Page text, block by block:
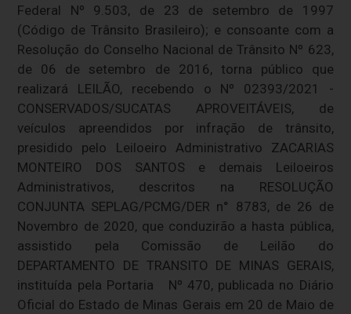
Federal Nº 9.503, de 23 de setembro de 1997
(Código de Trânsito Brasileiro); e consoante com a
Resolução do Conselho Nacional de Trânsito Nº 623,
de 06 de setembro de 2016, torna público que
realizará LEILÃO, recebendo o Nº 02393/2021 -
CONSERVADOS/SUCATAS APROVEITÁVEIS, de
veículos apreendidos por infração de trânsito,
presidido pelo Leiloeiro Administrativo ZACARIAS
MONTEIRO DOS SANTOS e demais Leiloeiros
Administrativos, descritos na RESOLUÇÃO
CONJUNTA SEPLAG/PCMG/DER n° 8783, de 26 de
Novembro de 2020, que conduzirão a hasta pública,
assistido pela Comissão de Leilão do
DEPARTAMENTO DE TRANSITO DE MINAS GERAIS,
instituída pela Portaria Nº 470, publicada no Diário
Oficial do Estado de Minas Gerais em 20 de Maio de